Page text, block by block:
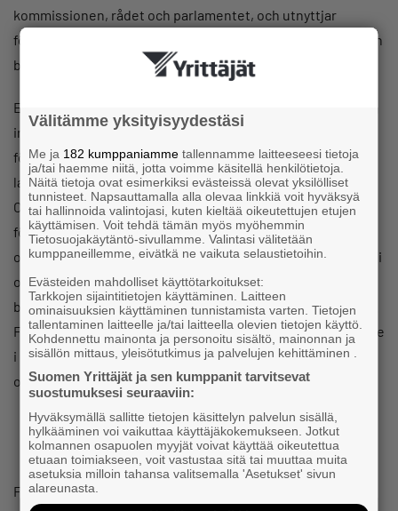
kommissionen, rådet och parlamentet, och utnyttjar
företagarnas omfattande nätverk av intressentgrupper och
beslutsfattare i Bryssel.
En viktig stöttepelare för Företagarna i Finlands EU-
intressebevakning är den europeiska SME-
företagarorganisationen SMEunited, som påverkar EU-
lagstiftningen ur små och medelstora företags perspektiv.
Organisationen representerar 70 SME-
företagarorganisationer i 30 länder med 12 miljoner små
och medelstora företag. Företagarna i Finland deltar aktivt i
organisationens arbetsgrupper och utskott, som fattar
besluten om de gemensamma intressebevakningslinjerna.
Företagarna i Finlands ordförande fungerar som ordförande
i organisationens social- och arbetslagstiftningsutskott
och som hela organisationens vice ordförande.
Företagarna i Finland har en representant i Europeiska
Välitämme yksityisyydestäsi
Me ja 182 kumppaniamme tallennamme laitteeseesi tietoja
ja/tai haemme niitä, jotta voimme käsitellä henkilötietoja.
Näitä tietoja ovat esimerkiksi evästeissä olevat yksilölliset
tunnisteet. Napsauttamalla alla olevaa linkkiä voit hyväksyä
tai hallinnoida valintojasi, kuten kieltää oikeutettujen etujen
käyttämisen. Voit tehdä tämän myös myöhemmin
Tietosuojakäytäntö-sivullamme. Valintasi välitetään
kumppaneillemme, eivätkä ne vaikuta selaustietoihin.
Evästeiden mahdolliset käyttötarkoitukset:
Tarkkojen sijaintitietojen käyttäminen. Laitteen
ominaisuuksien käyttäminen tunnistamista varten. Tietojen
tallentaminen laitteelle ja/tai laitteella olevien tietojen käyttö.
Kohdennettu mainonta ja personoitu sisältö, mainonnan ja
sisällön mittaus, yleisötutkimus ja palvelujen kehittäminen .
Suomen Yrittäjät ja sen kumppanit tarvitsevat
suostumuksesi seuraaviin:
Hyväksymällä sallitte tietojen käsittelyn palvelun sisällä,
hylkääminen voi vaikuttaa käyttäjäkokemukseen. Jotkut
kolmannen osapuolen myyjät voivat käyttää oikeutettua
etuaan toimiakseen, voit vastustaa sitä tai muuttaa muita
asetuksia milloin tahansa valitsemalla 'Asetukset' sivun
alareunasta.